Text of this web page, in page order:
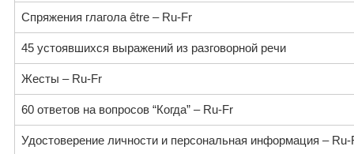
Спряжения глагола être – Ru-Fr
45 устоявшихся выражений из разговорной речи
Жесты – Ru-Fr
60 ответов на вопросов “Когда” – Ru-Fr
Удостоверение личности и персональная информация – Ru-